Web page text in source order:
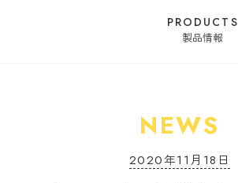
PRODUCTS
製品情報
NEWS
2020年11月18日